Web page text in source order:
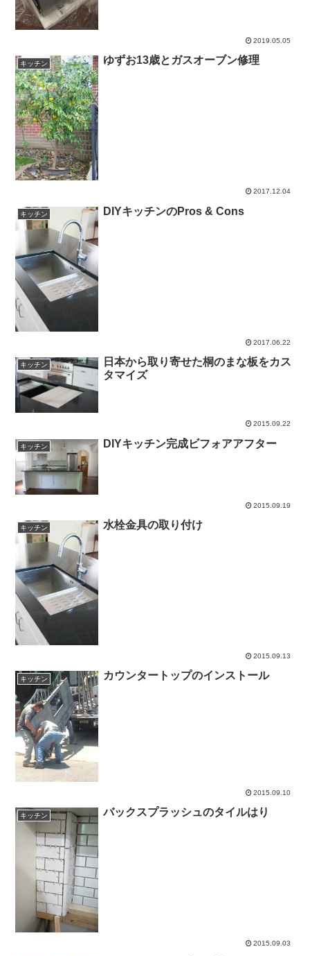
2019.05.05
キッチン ゆずお13歳とガスオーブン修理
2017.12.04
キッチン DIYキッチンのPros & Cons
2017.06.22
キッチン
日本から取り寄せた桐のまな板をカス
タマイズ
2015.09.22
キッチン DIYキッチン完成ビフォアアフター
2015.09.19
キッチン 水栓金具の取り付け
2015.09.13
キッチン カウンタートップのインストール
2015.09.10
キッチン バックスプラッシュのタイルはり
2015.09.03